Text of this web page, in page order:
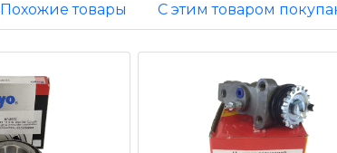
Похожие товары С этим товаром